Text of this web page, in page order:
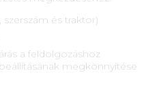
szerszám és traktor)
a feldolgozáshoz
megkönnyítése